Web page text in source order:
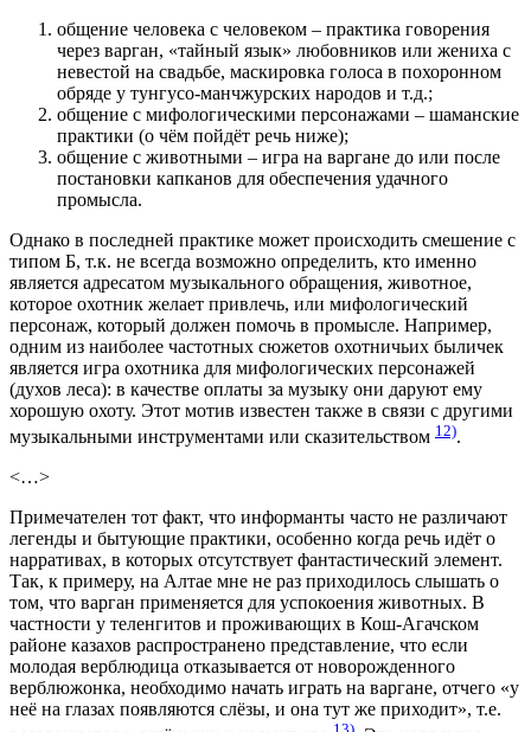
общение человека с человеком – практика говорения
через варган, «тайный язык» любовников или жениха с
невестой на свадьбе, маскировка голоса в похоронном
обряде у тунгусо-манчжурских народов и т.д.;
общение с мифологическими персонажами – шаманские
практики (о чём пойдёт речь ниже);
общение с животными – игра на варгане до или после
постановки капканов для обеспечения удачного
промысла.
Однако в последней практике может происходить смешение с
типом Б, т.к. не всегда возможно определить, кто именно
является адресатом музыкального обращения, животное,
которое охотник желает привлечь, или мифологический
персонаж, который должен помочь в промысле. Например,
одним из наиболее частотных сюжетов охотничьих быличек
является игра охотника для мифологических персонажей
(духов леса): в качестве оплаты за музыку они даруют ему
хорошую охоту. Этот мотив известен также в связи с другими
музыкальными инструментами или сказительством 12).
<…>
Примечателен тот факт, что информанты часто не различают
легенды и бытующие практики, особенно когда речь идёт о
нарративах, в которых отсутствует фантастический элемент.
Так, к примеру, на Алтае мне не раз приходилось слышать о
том, что варган применяется для успокоения животных. В
частности у теленгитов и проживающих в Кош-Агачском
районе казахов распространено представление, что если
молодая верблюдица отказывается от новорожденного
верблюжонка, необходимо начать играть на варгане, отчего «у
неё на глазах появляются слёзы, и она тут же приходит», т.е.